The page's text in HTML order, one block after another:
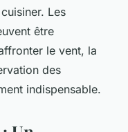
Les
être
le vent, la
des
indispensable.